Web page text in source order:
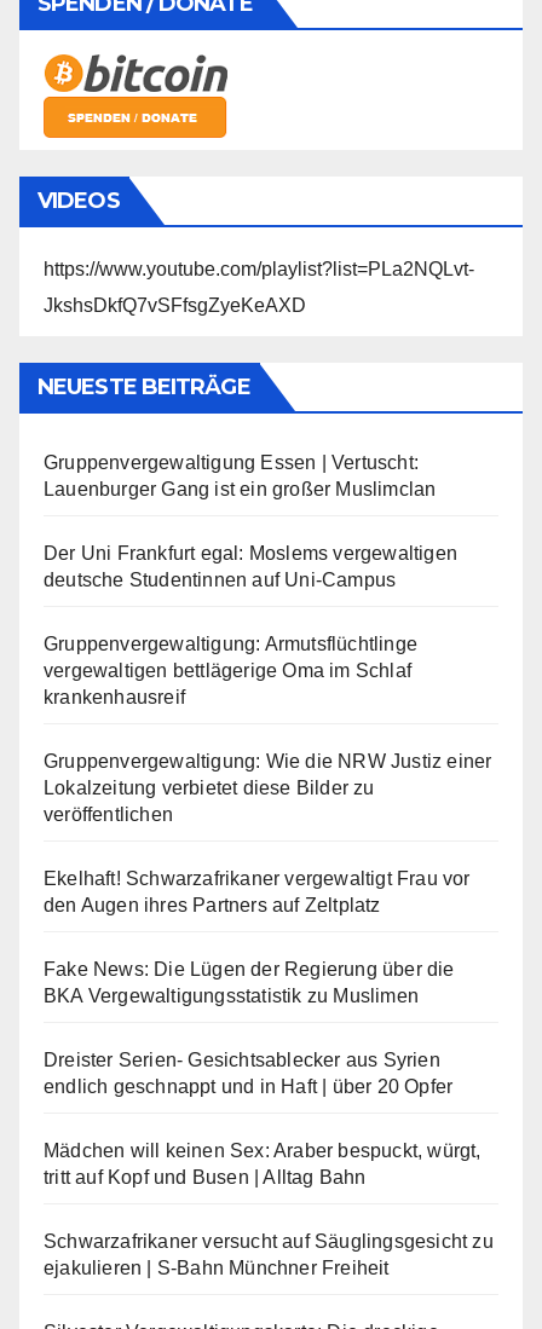
VIDEOS
https://www.youtube.com/playlist?list=PLa2NQLvt-
JkshsDkfQ7vSFfsgZyeKeAXD
NEUESTE BEITRÄGE
Gruppenvergewaltigung Essen | Vertuscht:
Lauenburger Gang ist ein großer Muslimclan
Der Uni Frankfurt egal: Moslems vergewaltigen
deutsche Studentinnen auf Uni-Campus
Gruppenvergewaltigung: Armutsflüchtlinge
vergewaltigen bettlägerige Oma im Schlaf
krankenhausreif
Gruppenvergewaltigung: Wie die NRW Justiz einer
Lokalzeitung verbietet diese Bilder zu
veröffentlichen
Ekelhaft! Schwarzafrikaner vergewaltigt Frau vor
den Augen ihres Partners auf Zeltplatz
Fake News: Die Lügen der Regierung über die
BKA Vergewaltigungsstatistik zu Muslimen
Dreister Serien- Gesichtsablecker aus Syrien
endlich geschnappt und in Haft | über 20 Opfer
Mädchen will keinen Sex: Araber bespuckt, würgt,
tritt auf Kopf und Busen | Alltag Bahn
Schwarzafrikaner versucht auf Säuglingsgesicht zu
ejakulieren | S-Bahn Münchner Freiheit